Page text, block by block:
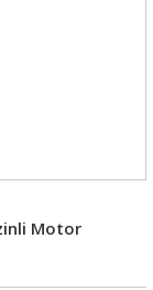
Motor